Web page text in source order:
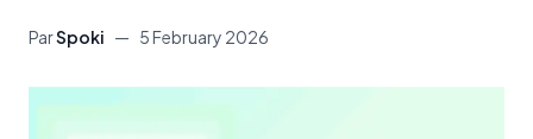
ParSpoki — 5 February 2026